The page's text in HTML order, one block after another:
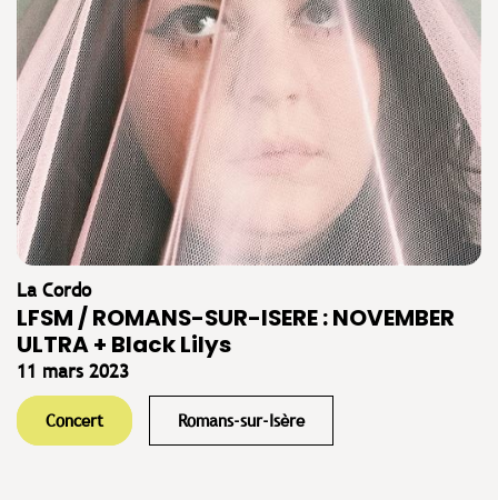
La Cordo
LFSM / ROMANS-SUR-ISERE : NOVEMBER
ULTRA + Black Lilys
11 mars 2023
Concert Romans-sur-Isère